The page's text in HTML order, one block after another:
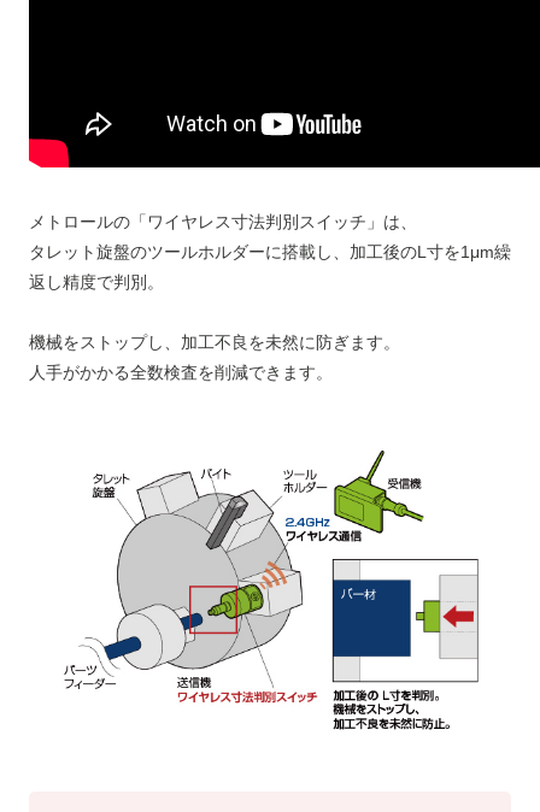
メトロールの「ワイヤレス寸法判別スイッチ」は、
タレット旋盤のツールホルダーに搭載し、加工後のL寸を1μm繰
返し精度で判別。
機械をストップし、加工不良を未然に防ぎます。
人手がかかる全数検査を削減できます。